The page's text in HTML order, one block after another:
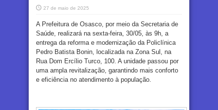
27 de maio de 2025
A Prefeitura de Osasco, por meio da Secretaria de
Saúde, realizará na sexta-feira, 30/05, às 9h, a
entrega da reforma e modernização da Policlínica
Pedro Batista Bonin, localizada na Zona Sul, na
Rua Dom Ercílio Turco, 100. A unidade passou por
uma ampla revitalização, garantindo mais conforto
e eficiência no atendimento à população.